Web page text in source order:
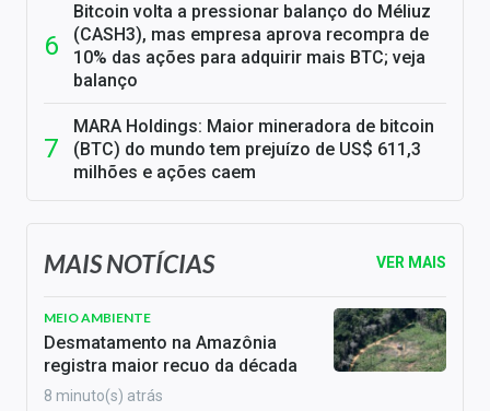
Bitcoin volta a pressionar balanço do Méliuz
(CASH3), mas empresa aprova recompra de
10% das ações para adquirir mais BTC; veja
balanço
MARA Holdings: Maior mineradora de bitcoin
(BTC) do mundo tem prejuízo de US$ 611,3
milhões e ações caem
MAIS NOTÍCIAS VER MAIS
MEIO AMBIENTE
Desmatamento na Amazônia
registra maior recuo da década
8 minuto(s) atrás